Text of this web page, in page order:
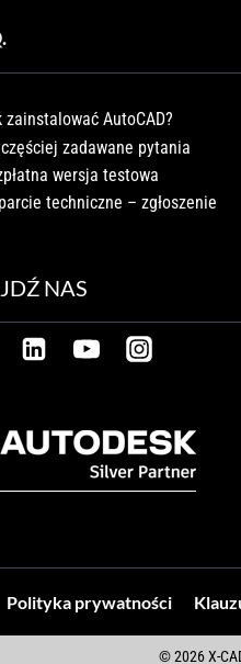
zainstalować AutoCAD?
zadawane pytania
wersja testowa
techniczne – zgłoszenie
NAS
Polityka prywatności
© 2026 X-